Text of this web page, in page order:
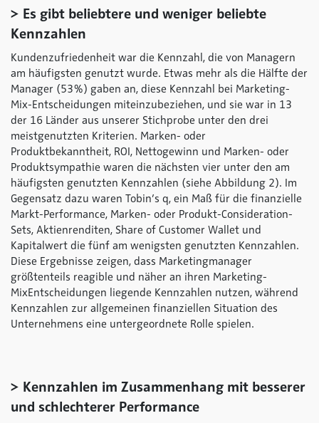
> Es gibt beliebtere und weniger beliebte
Kennzahlen
Kundenzufriedenheit war die Kennzahl, die von Managern
am häufigsten genutzt wurde. Etwas mehr als die Hälfte der
Manager (53 %) gaben an, diese Kennzahl bei Marketing-
Mix-Entscheidungen miteinzubeziehen, und sie war in 13
der 16 Länder aus unserer Stichprobe unter den drei
meistgenutzten Kriterien. Marken- oder
Produktbekanntheit, ROI, Nettogewinn und Marken- oder
Produktsympathie waren die nächsten vier unter den am
häufigsten genutzten Kennzahlen (siehe Abbildung 2). Im
Gegensatz dazu waren Tobin’s q, ein Maß für die finanzielle
Markt-Performance, Marken- oder Produkt-Consideration-
Sets, Aktienrenditen, Share of Customer Wallet und
Kapitalwert die fünf am wenigsten genutzten Kennzahlen.
Diese Ergebnisse zeigen, dass Marketingmanager
größtenteils reagible und näher an ihren Marketing-
MixEntscheidungen liegende Kennzahlen nutzen, während
Kennzahlen zur allgemeinen finanziellen Situation des
Unternehmens eine untergeordnete Rolle spielen.
> Kennzahlen im Zusammenhang mit besserer
und schlechterer Performance